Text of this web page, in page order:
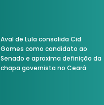
Aval de Lula consolida Cid
Gomes como candidato ao
Senado e aproxima definição da
chapa governista no Ceará